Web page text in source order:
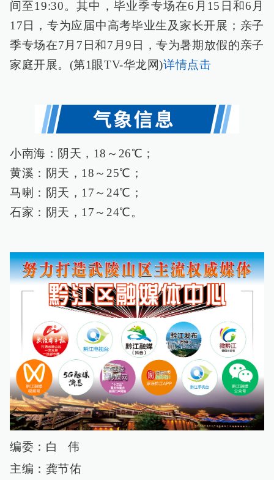
间至19:30。其中，毕业季专场在6月15日和6月
17日，专为应届中高考毕业生及家长开展；亲子
季专场在7月7日和7月9日，专为暑期放假的亲子
家庭开展。(第1眼TV-华龙网)详情点击
小南海：阴天，18～26℃；
黄溪：阴天，18～25℃；
马喇：阴天，17～24℃；
石家：阴天，17～24℃。
编委：白 伟
主编：龚节佑